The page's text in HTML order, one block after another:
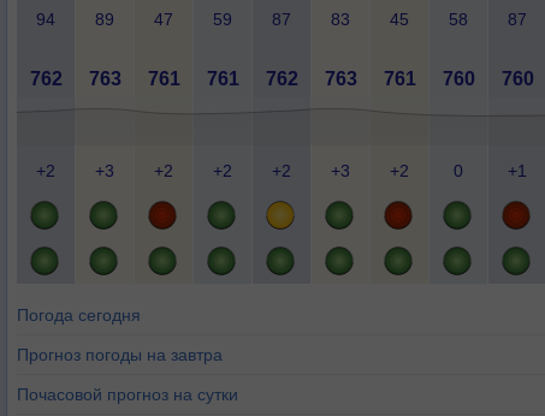
94 89 47 59 87 83 45 58 87
762 763 761 761 762 763 761 760 760
+2 +3 +2 +2 +2 +3 +2 0 +1
Погода сегодня
Прогноз погоды на завтра
Почасовой прогноз на сутки